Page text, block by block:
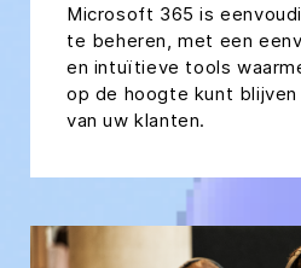
Microsoft 365 is
te beheren, met een
en intuïtieve tools
op de hoogte kunt
van uw klanten.